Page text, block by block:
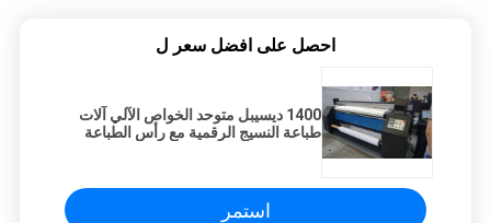
احصل على افضل سعر ل
1400 ديسيبل متوحد الخواص الآلي آلات
طباعة النسيج الرقمية مع رأس الطباعة
استمر